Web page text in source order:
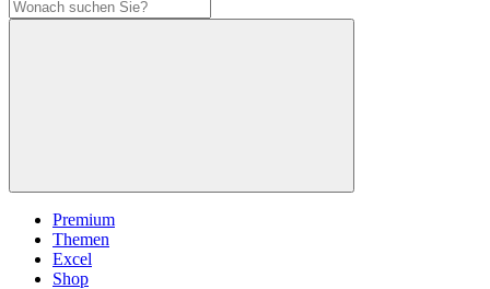
Premium
Themen
Excel
Shop